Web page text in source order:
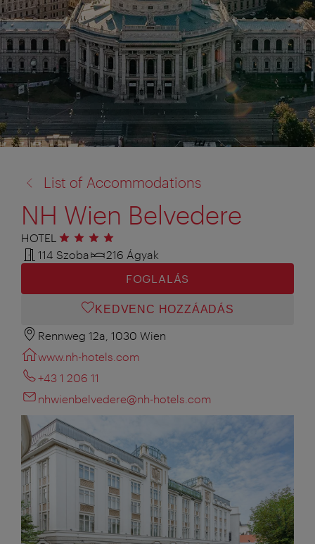
a:
List of Accommodations
NH Wien Belvedere
HOTEL 4 csillag
114 Szoba
216 Ágyak
FOGLALÁS
KEDVENC HOZZÁADÁS
Rennweg 12a, 1030 Wien
www.nh-hotels.com
+43 1 206 11
nhwienbelvedere@nh-hotels.com